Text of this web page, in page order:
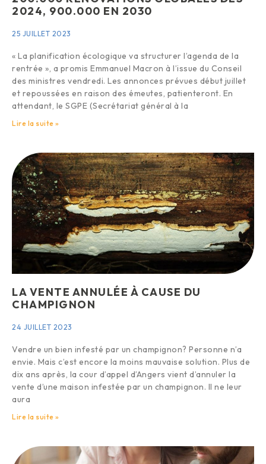
2024, 900.000 EN 2030
25 JUILLET 2023
« La planification écologique va structurer l’agenda de la
rentrée », a promis Emmanuel Macron à l’issue du Conseil
des ministres vendredi. Les annonces prévues début juillet
et repoussées en raison des émeutes, patienteront. En
attendant, le SGPE (Secrétariat général à la
Lire la suite »
LA VENTE ANNULÉE À CAUSE DU
CHAMPIGNON
24 JUILLET 2023
Vendre un bien infesté par un champignon? Personne n’a
envie. Mais c’est encore la moins mauvaise solution. Plus de
dix ans après, la cour d’appel d’Angers vient d’annuler la
vente d’une maison infestée par un champignon. Il ne leur
aura
Lire la suite »